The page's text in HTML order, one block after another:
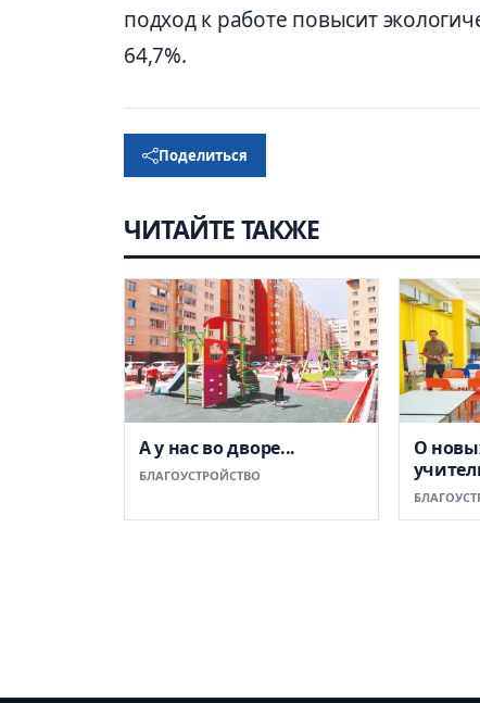
подход к работе повысит
64,7%.
Поделиться
ЧИТАЙТЕ ТАКЖЕ
А у нас во дворе...
БЛАГОУСТРОЙСТВО
О